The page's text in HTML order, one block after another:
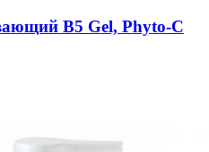
B5 Gel, Phyto-C